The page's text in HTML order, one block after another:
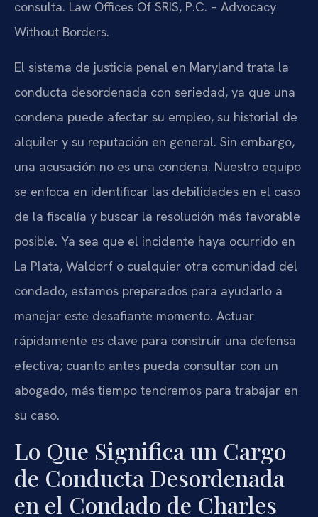
consulta. Law Offices Of SRIS, P.C. – Advocacy
Without Borders.
El sistema de justicia penal en Maryland trata la
conducta desordenada con seriedad, ya que una
condena puede afectar su empleo, su historial de
alquiler y su reputación en general. Sin embargo,
una acusación no es una condena. Nuestro equipo
se enfoca en identificar las debilidades en el caso
de la fiscalía y buscar la resolución más favorable
posible. Ya sea que el incidente haya ocurrido en
La Plata, Waldorf o cualquier otra comunidad del
condado, estamos preparados para ayudarlo a
manejar este desafiante momento. Actuar
rápidamente es clave para construir una defensa
efectiva; cuanto antes pueda consultar con un
abogado, más tiempo tendremos para trabajar en
su caso.
Lo Que Significa un Cargo
de Conducta Desordenada
en el Condado de Charles